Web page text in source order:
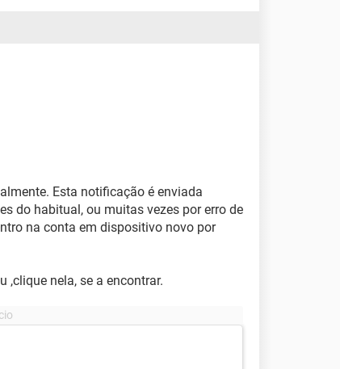
Esta notificação é enviada
do habitual, ou muitas vezes por erro de
na conta em dispositivo novo por
,clique nela, se a encontrar.